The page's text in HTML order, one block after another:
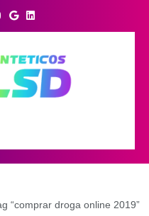
“comprar droga online 2019”